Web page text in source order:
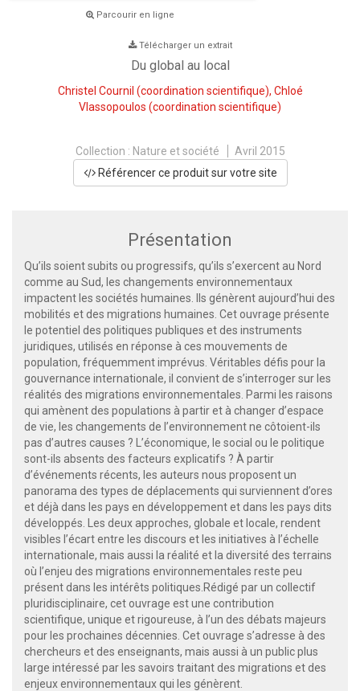
Parcourir en ligne
Télécharger un extrait
Du global au local
Christel Cournil (coordination scientifique), Chloé
Vlassopoulos (coordination scientifique)
Collection : Nature et société
Avril 2015
Référencer ce produit sur votre site
Présentation
Qu’ils soient subits ou progressifs, qu’ils s’exercent au Nord
comme au Sud, les changements environnementaux
impactent les sociétés humaines. Ils génèrent aujourd’hui des
mobilités et des migrations humaines. Cet ouvrage présente
le potentiel des politiques publiques et des instruments
juridiques, utilisés en réponse à ces mouvements de
population, fréquemment imprévus. Véritables défis pour la
gouvernance internationale, il convient de s’interroger sur les
réalités des migrations environnementales. Parmi les raisons
qui amènent des populations à partir et à changer d’espace
de vie, les changements de l’environnement ne côtoient-ils
pas d’autres causes ? L’économique, le social ou le politique
sont-ils absents des facteurs explicatifs ? À partir
d’événements récents, les auteurs nous proposent un
panorama des types de déplacements qui surviennent d’ores
et déjà dans les pays en développement et dans les pays dits
développés. Les deux approches, globale et locale, rendent
visibles l’écart entre les discours et les initiatives à l’échelle
internationale, mais aussi la réalité et la diversité des terrains
où l’enjeu des migrations environnementales reste peu
présent dans les intérêts politiques.Rédigé par un collectif
pluridisciplinaire, cet ouvrage est une contribution
scientifique, unique et rigoureuse, à l’un des débats majeurs
pour les prochaines décennies. Cet ouvrage s’adresse à des
chercheurs et des enseignants, mais aussi à un public plus
large intéressé par les savoirs traitant des migrations et des
enjeux environnementaux qui les génèrent.